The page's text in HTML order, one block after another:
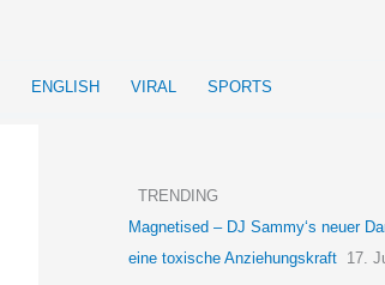
ENGLISH VIRAL SPORTS
TRENDING
Magnetised – DJ Sammy‘s neuer
eine toxische Anziehungskraft 17.